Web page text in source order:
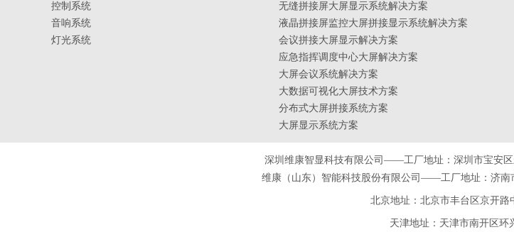
控制系统
音响系统
灯光系统
无缝拼接屏大屏显示系统解决方案
液晶拼接屏监控大屏拼接显示系统解决方案
会议拼接大屏显示解决方案
应急指挥调度中心大屏解决方案
大屏会议系统解决方案
大数据可视化大屏技术方案
分布式大屏拼接系统方案
大屏显示系统方案
深圳维康智显科技有限公司——工厂地址：深圳市宝安区
维康（山东）智能科技股份有限公司——工厂地址：济南
北京地址：北京市丰台区京开路
天津地址 ：天津市南开区环